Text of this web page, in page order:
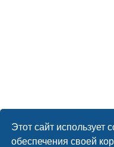
Этот сайт использует
обеспечения своей
Главная Форумы